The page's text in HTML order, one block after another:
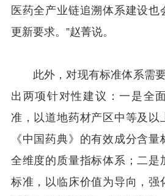
医药全产业链追溯体系建设也
更新要求。”赵菁说。
此外，对现有标准体系需
出两项针对性建议：一是全
准，以道地药材产区中等及以
《中国药典》的有效成分含量
全维度的质量指标体系；二是
标准，以临床价值为导向，强